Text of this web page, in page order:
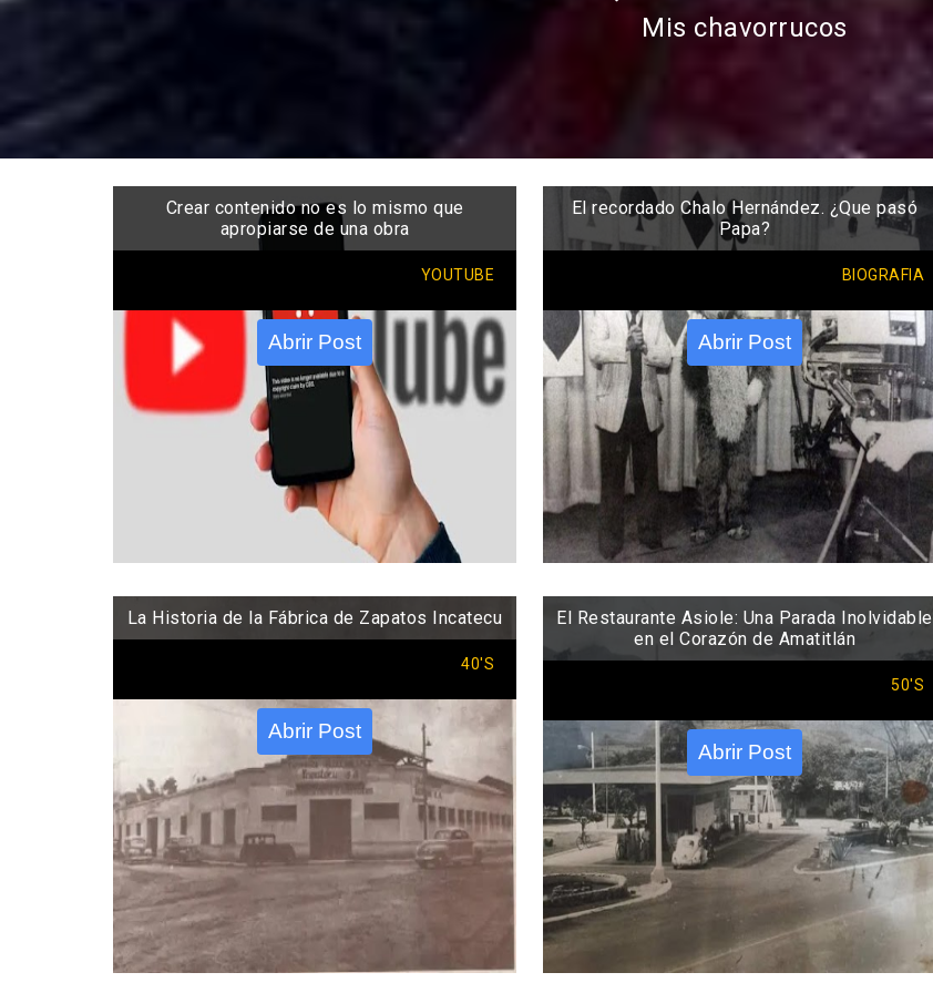
Mis chavorrucos
Crear contenido no es lo mismo que
apropiarse de una obra
YOUTUBE
Abrir Post
El recordado Chalo Hernández. ¿Que pasó
Papa?
BIOGRAFIA
Abrir Post
La Historia de la Fábrica de Zapatos Incatecu
40'S
Abrir Post
El Restaurante Asiole: Una Parada Inolvidable
en el Corazón de Amatitlán
50'S
Abrir Post